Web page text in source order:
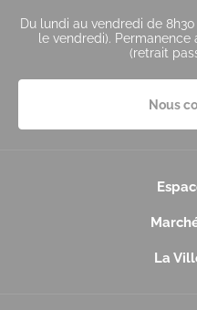
Du lundi au vendredi de 8h30
le vendredi).
(retrait
Nous
La